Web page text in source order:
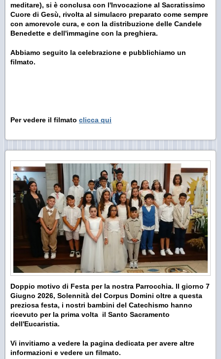
meditare), si è conclusa con l'Invocazione al Sacratissimo
Cuore di Gesù, rivolta al simulacro preparato come sempre
con amorevole cura, e con la distribuzione delle Candele
Benedette e dell'immagine con la preghiera.
Abbiamo seguito la celebrazione e pubblichiamo un
filmato.
Per vedere il filmato clicca qui
Doppio motivo di Festa per la nostra Parrocchia. Il giorno 7
Giugno 2026, Solennità del Corpus Domini oltre a questa
preziosa festa, i nostri bambini del Catechismo hanno
ricevuto per la prima volta il Santo Sacramento
dell'Eucaristia.
Vi invitiamo a vedere la pagina dedicata per avere altre
informazioni e vedere un filmato.